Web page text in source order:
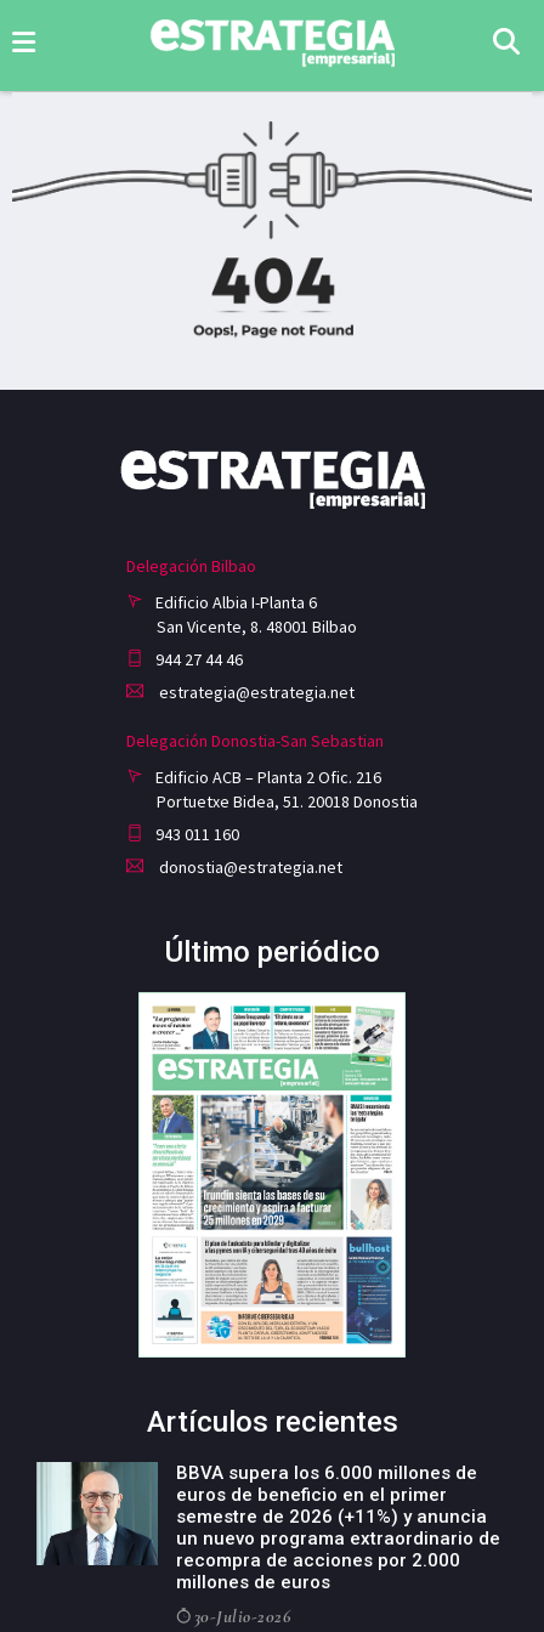
Delegación Bilbao
Edificio Albia I-Planta 6
San Vicente, 8. 48001 Bilbao
944 27 44 46
estrategia@estrategia.net
Delegación Donostia-San Sebastian
Edificio ACB – Planta 2 Ofic. 216
Portuetxe Bidea, 51. 20018 Donostia
943 011 160
donostia@estrategia.net
Último periódico
Artículos recientes
BBVA supera los 6.000 millones de
euros de beneficio en el primer
semestre de 2026 (+11%) y anuncia
un nuevo programa extraordinario de
recompra de acciones por 2.000
millones de euros
30-Julio-2026